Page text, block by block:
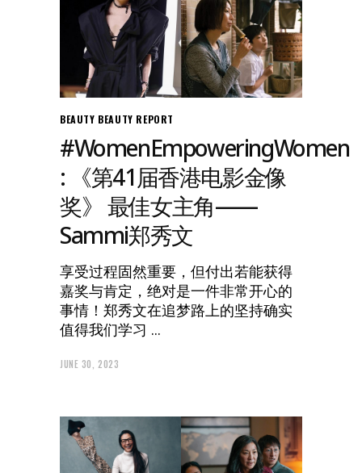
BEAUTY BEAUTY REPORT
#WomenEmpoweringWomen
: 《第41届香港电影金像
奖》 最佳女主角——
Sammi郑秀文
享受过程固然重要，但付出若能获得
嘉奖与肯定，绝对是一件非常开心的
事情！郑秀文在追梦路上的坚持确实
值得我们学习
JUNE 30, 2023